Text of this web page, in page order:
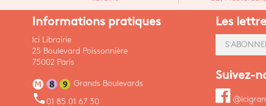
Informations pratiques
Ici Librairie
25 Boulevard Poissonnière
75002 Paris
Grands Boulevards
phone 01 85 01 67 30
Les
Suivez-